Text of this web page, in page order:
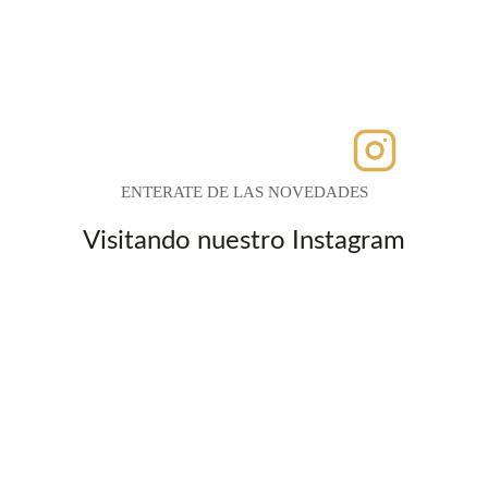
ENTERATE DE LAS NOVEDADES
Visitando nuestro Instagram